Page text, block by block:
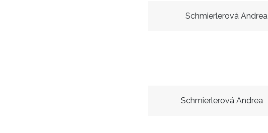
Schmierlerová Andrea
Schmierlerová Andrea